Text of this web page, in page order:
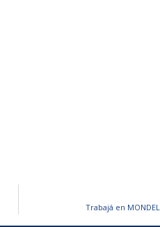
Trabajá en